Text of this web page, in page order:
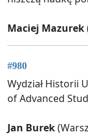
Maciej Mazurek
#980
Wydział Historii
of Advanced
Jan Burek